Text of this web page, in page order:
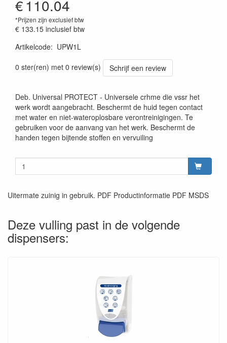
€110.04
*Prijzen zijn exclusief btw
€ 133.15 inclusief btw
Artikelcode: UPW1L
0 ster(ren) met 0 review(s)
Schrijf een review
Deb. Universal PROTECT - Universele crhme die vssr het
werk wordt aangebracht. Beschermt de huid tegen contact
met water en niet-wateroplosbare verontreinigingen. Te
gebruiken voor de aanvang van het werk. Beschermt de
handen tegen bijtende stoffen en vervuiling
Uitermate zuinig in gebruik. PDF Productinformatie PDF MSDS
Deze vulling past in de volgende
dispensers: